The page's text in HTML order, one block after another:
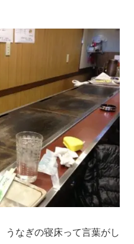
うなぎの寝床って言葉がし